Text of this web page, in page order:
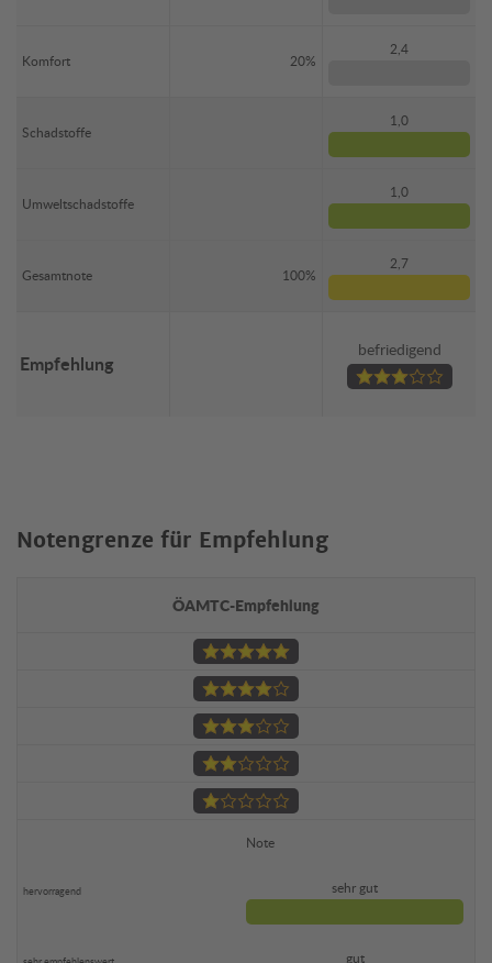
Komfort 20%
2,4
Schadstoffe
1,0
Umweltschadstoffe
1,0
Gesamtnote 100%
2,7
Empfehlung
befriedigend
Notengrenze für Empfehlung
ÖAMTC-Empfehlung
Note
sehr gut
gut